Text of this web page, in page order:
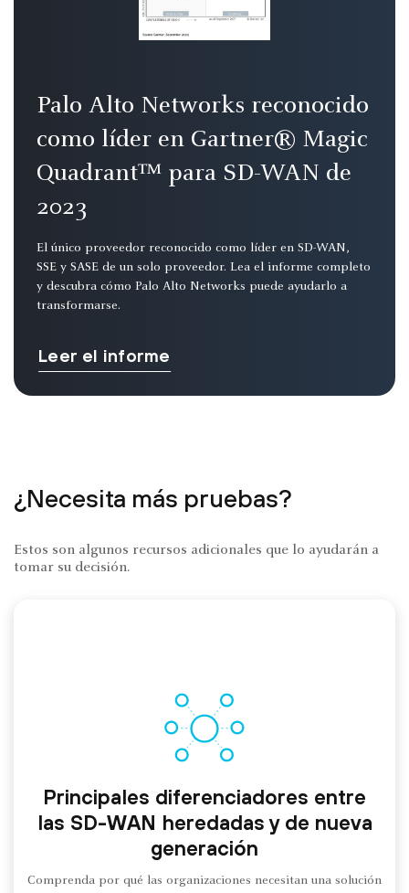
Palo Alto Networks reconocido
como líder en Gartner® Magic
Quadrant™ para SD-WAN de
2023
El único proveedor reconocido como líder en SD-WAN,
SSE y SASE de un solo proveedor. Lea el informe completo
y descubra cómo Palo Alto Networks puede ayudarlo a
transformarse.
Leer el informe
¿Necesita más pruebas?
Estos son algunos recursos adicionales que lo ayudarán a
tomar su decisión.
Principales diferenciadores entre
las SD-WAN heredadas y de nueva
generación
Comprenda por qué las organizaciones necesitan una solución